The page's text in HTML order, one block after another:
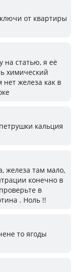
от квартиры
на статью, я её
химический
железа как в
кальция
железа там мало,
конечно в
в
. Ноль !!
то ягоды